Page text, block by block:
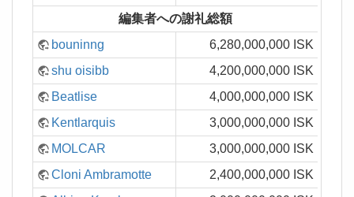
編集者への謝礼総額
bouninng
6,280,000,000 ISK
shu oisibb
4,200,000,000 ISK
Beatlise
4,000,000,000 ISK
Kentlarquis
3,000,000,000 ISK
MOLCAR
3,000,000,000 ISK
Cloni Ambramotte
2,400,000,000 ISK